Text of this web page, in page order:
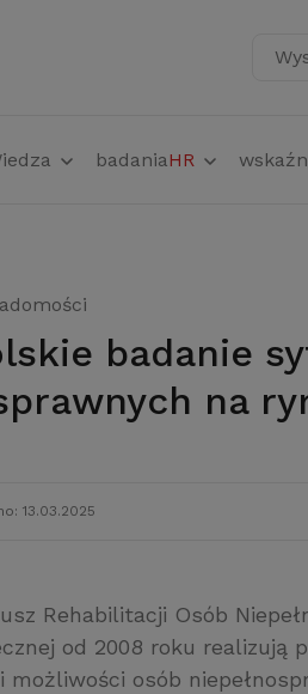
badaniaHR
na
13.03.2025
Rehabilitacji Osób
od 2008 roku realizują
osób